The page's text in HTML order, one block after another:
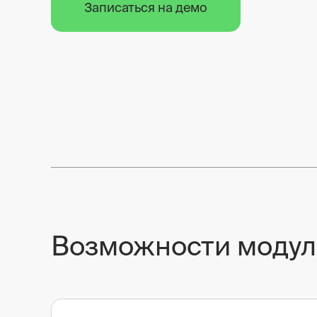
Записаться на демо
Возможности